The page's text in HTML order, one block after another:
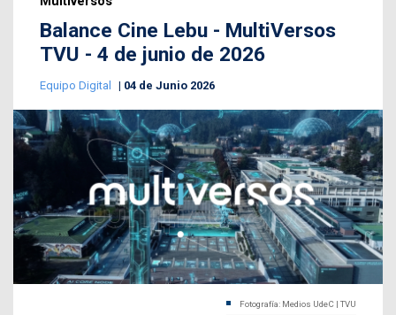
Balance Cine Lebu - MultiVersos
TVU - 4 de junio de 2026
Equipo Digital 04 de Junio 2026
Fotografía: Medios UdeC | TVU